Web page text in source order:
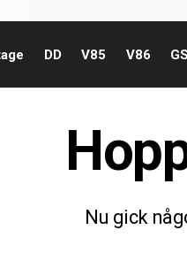
DD V85 V86
Nu gick